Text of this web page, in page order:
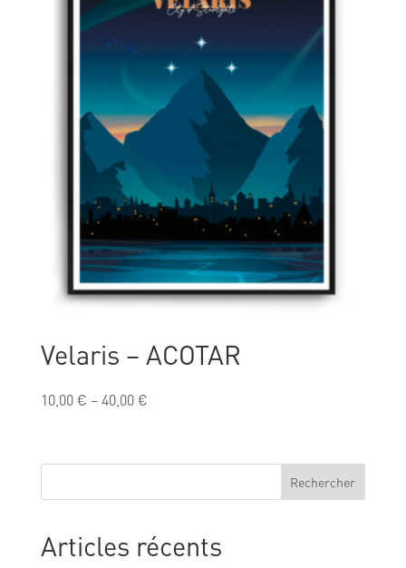
Velaris – ACOTAR
10,00€ –40,00€
Rechercher
Articles récents